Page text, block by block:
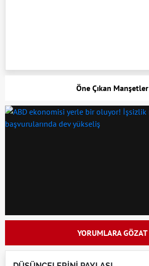
Öne Çıkan Manşetler
YORUMLARA GÖZAT